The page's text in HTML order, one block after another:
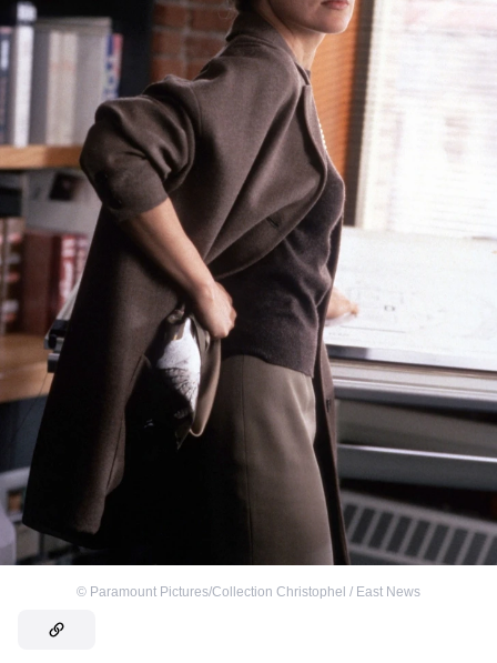
© Paramount Pictures/Collection Christophel / East News